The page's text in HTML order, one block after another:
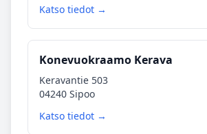
Katso tiedot →
Konevuokraamo Kerava
Keravantie 503
04240 Sipoo
Katso tiedot →